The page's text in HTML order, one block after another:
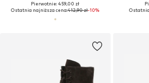
Pierwotnie: 459,00 zł
Ostatnia najniższa cena:412,90 zł-10%